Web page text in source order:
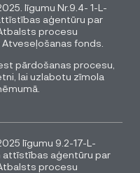
līgumu Nr.9.4- 1-L-
aģentūru par
procesu
fonds.
pārdošanas procesu,
lai uzlabotu zīmola
līgumu 9.2-17-L-
attīstības aģentūru par
procesu